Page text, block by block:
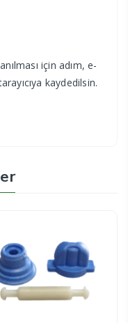
için adım, e-
kaydedilsin.